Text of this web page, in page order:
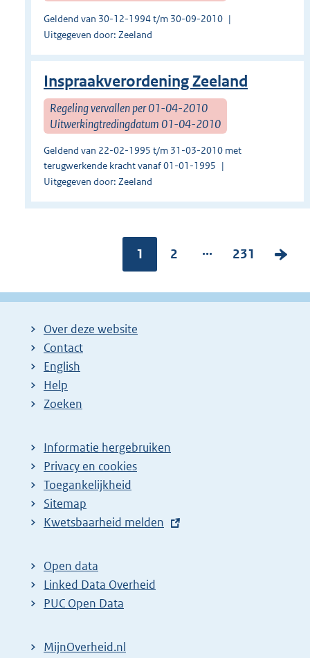
Geldend van 30-12-1994 t/m 30-09-2010
Uitgegeven door: Zeeland
Inspraakverordening Zeeland
Regeling vervallen per 01-04-2010
Uitwerkingtredingdatum 01-04-2010
Geldend van 22-02-1995 t/m 31-03-2010 met
terugwerkende kracht vanaf 01-01-1995
Uitgegeven door: Zeeland
Pagina:
1
P
g
2 ...
P
g
231
V
l
Over deze website
Contact
English
Help
Zoeken
Informatie hergebruiken
Privacy en cookies
Toegankelijkheid
Sitemap
E
t
e
r
l
Kwetsbaarheid melden
Open data
Linked Data Overheid
PUC Open Data
MijnOverheid.nl